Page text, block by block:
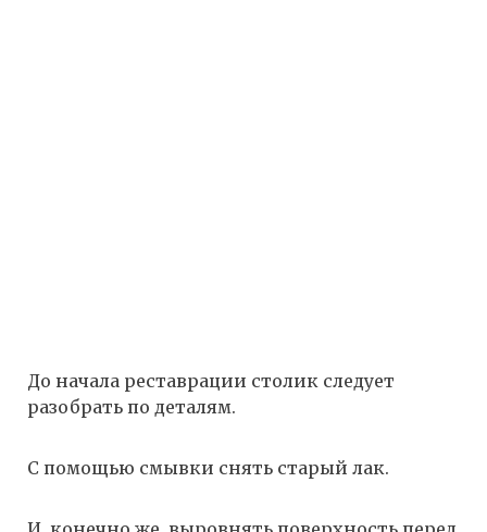
До начала реставрации столик следует
разобрать по деталям.
С помощью смывки снять старый лак.